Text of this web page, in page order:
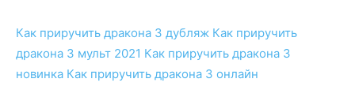
Как приручить дракона 3 дубляж Как приручить
дракона 3 мульт 2021 Как приручить дракона 3
новинка Как приручить дракона 3 онлайн